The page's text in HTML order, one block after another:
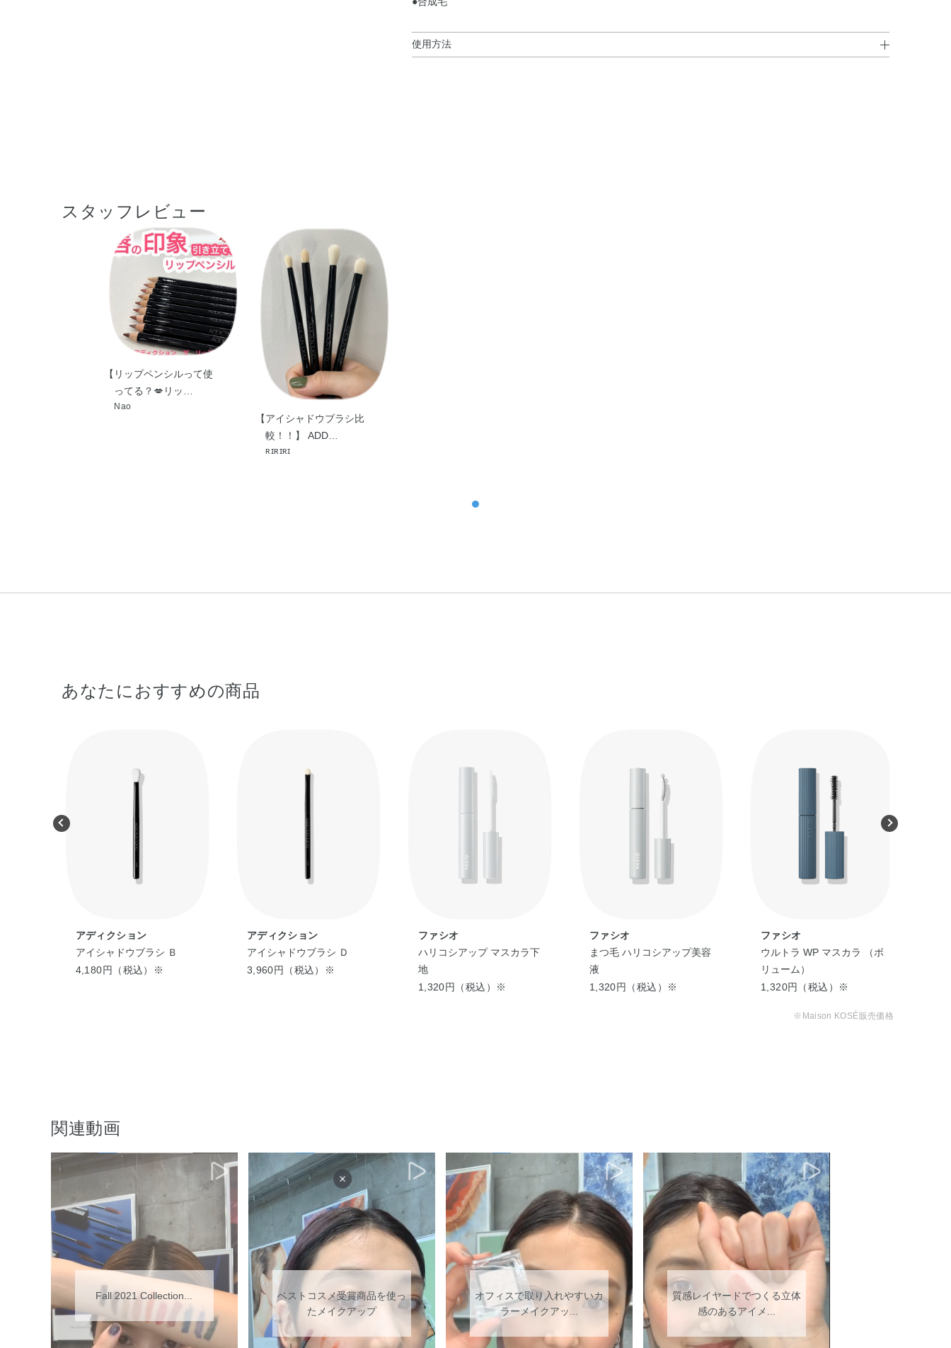
使用方法
スタッフレビュー
【リップペンシルって使
ってる？💋リッ…
Nao
【アイシャドウブラシ比
較！！】 ADD…
ʀɪʀɪʀɪ
あなたにおすすめの商品
アディクション
アイシャドウブラシ Ｂ
4,180円（税込）※
アディクション
アイシャドウブラシ Ｄ
3,960円（税込）※
ファシオ
ハリコシアップ マスカラ下
地
1,320円（税込）※
ファシオ
まつ毛 ハリコシアップ美容
液
1,320円（税込）※
ファシオ
ウルトラ WP マスカラ （ボ
リューム）
1,320円（税込）※
※Maison KOSÉ販売価格
関連動画
Fall 2021 Collection...
ベストコスメ受賞商品を使っ
たメイクアップ
オフィスで取り入れやすいカ
ラーメイクアッ...
質感レイヤードでつくる立体
感のあるアイメ...